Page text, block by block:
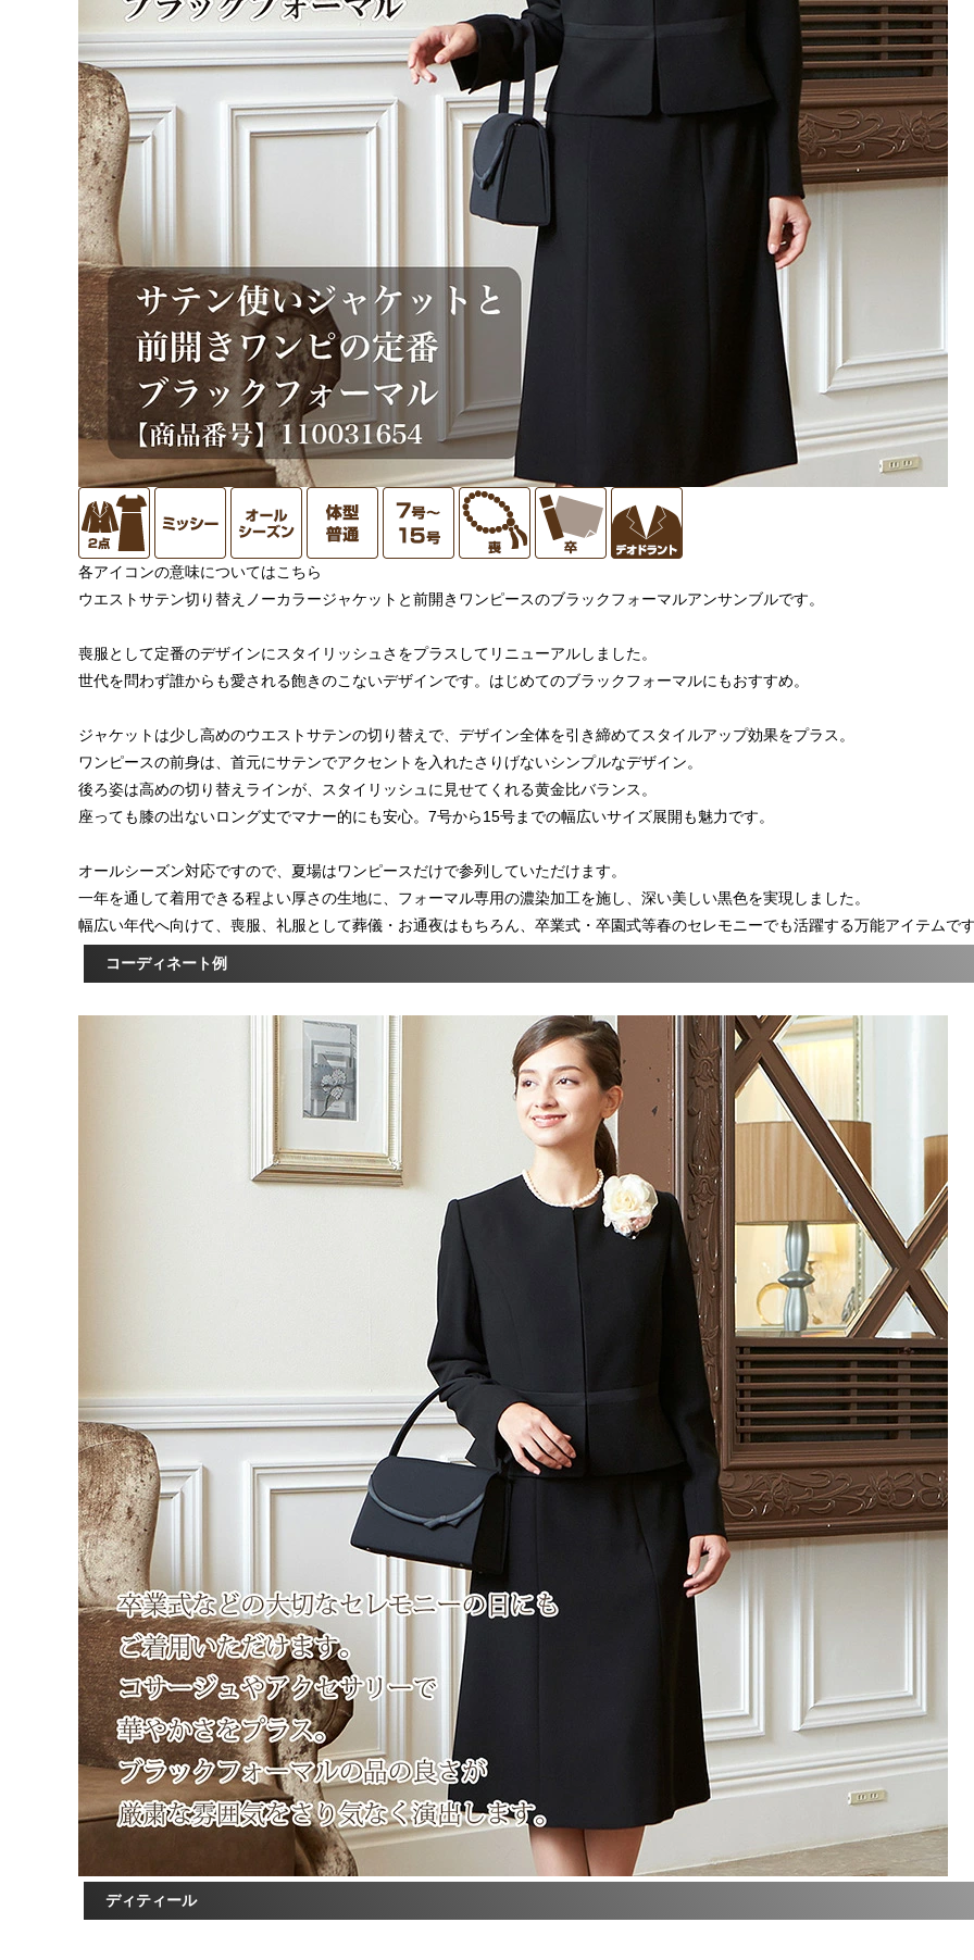
各アイコンの意味についてはこちら
ウエストサテン切り替えノーカラージャケットと前開きワンピースのブラックフォーマルアンサンブルです。
喪服として定番のデザインにスタイリッシュさをプラスしてリニューアルしました。
世代を問わず誰からも愛される飽きのこないデザインです。はじめてのブラックフォーマルにもおすすめ。
ジャケットは少し高めのウエストサテンの切り替えで、デザイン全体を引き締めてスタイルアップ効果をプラス。
ワンピースの前身は、首元にサテンでアクセントを入れたさりげないシンプルなデザイン。
後ろ姿は高めの切り替えラインが、スタイリッシュに見せてくれる黄金比バランス。
座っても膝の出ないロング丈でマナー的にも安心。7号から15号までの幅広いサイズ展開も魅力です。
オールシーズン対応ですので、夏場はワンピースだけで参列していただけます。
一年を通して着用できる程よい厚さの生地に、フォーマル専用の濃染加工を施し、深い美しい黒色を実現しました。
幅広い年代へ向けて、喪服、礼服として葬儀・お通夜はもちろん、卒業式・卒園式等春のセレモニーでも活躍する万能アイテムで
コーディネート例
ディティール